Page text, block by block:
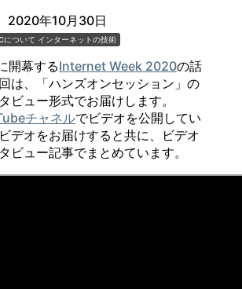
2020年10月30日
について インターネットの技術
開幕するInternet Week 2020の話
は、「ハンズオンセッション」の
ビュー形式でお届けします。
チャネルでビデオを公開してい
デオをお届けすると共に、ビデオ
ビュー記事でまとめています。